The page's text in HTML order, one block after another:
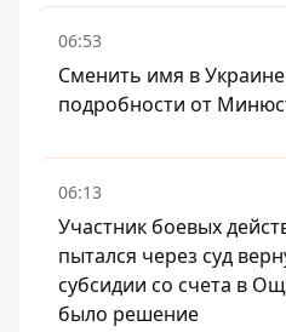
06:53
Сменить имя в
подробности от
06:13
Участник боевых
пытался через суд
субсидии со счета в
было решение